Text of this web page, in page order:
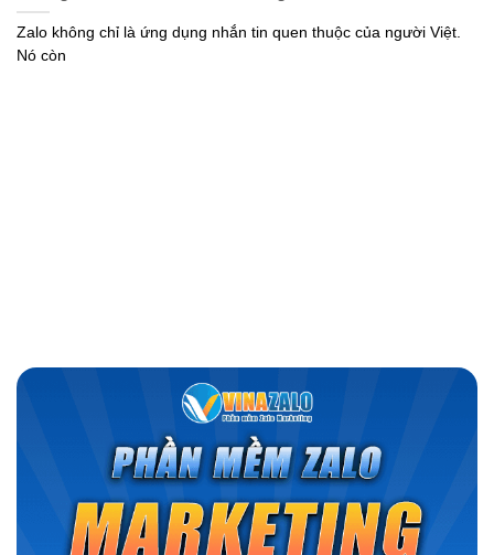
Zalo không chỉ là ứng dụng nhắn tin quen thuộc của người Việt.
Nó còn